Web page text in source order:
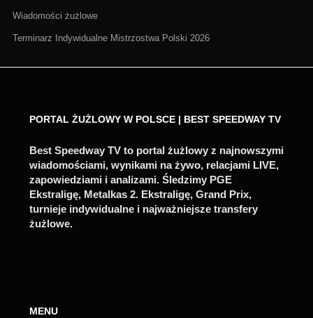
Wiadomości żużlowe
Terminarz Indywidualne Mistrzostwa Polski 2026
PORTAL ŻUŻLOWY W POLSCE | BEST SPEEDWAY TV
Best Speedway TV to portal żużlowy z najnowszymi
wiadomościami, wynikami na żywo, relacjami LIVE,
zapowiedziami i analizami. Śledzimy PGE
Ekstraligę, Metalkas 2. Ekstraligę, Grand Prix,
turnieje indywidualne i najważniejsze transfery
żużlowe.
MENU